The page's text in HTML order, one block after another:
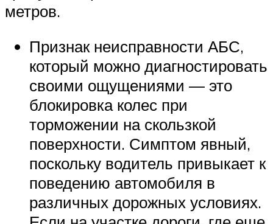
метров.
Признак неисправности АБС,
который можно диагностировать
своими ощущениями — это
блокировка колес при
торможении на скользкой
поверхности. Симптом явный,
поскольку водитель привыкает к
поведению автомобиля в
различных дорожных условиях.